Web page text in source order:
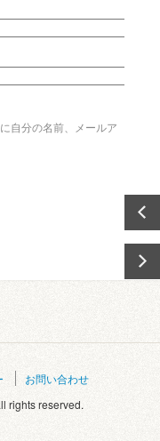
自分の名前、メールア
お問い合わせ
rights reserved.